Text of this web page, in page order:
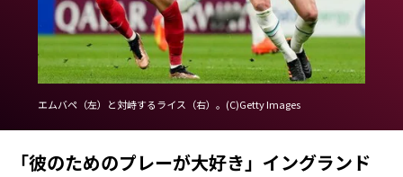
Team Japan
日程・結果
Schedule
ランキング
Ranking
エムバペ（左）と対峙するライス（右）。(C)Getty Images
「彼のためのプレーが大好き」イングランド